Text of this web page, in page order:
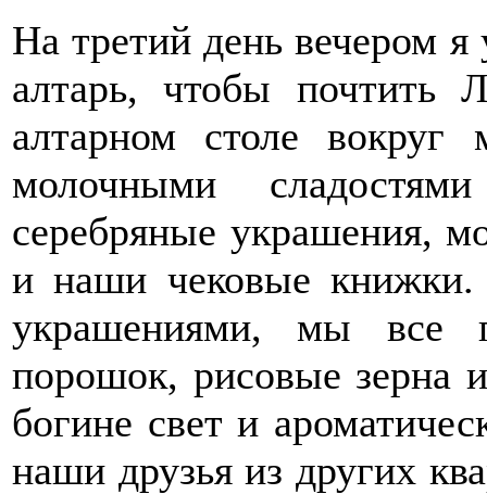
На третий день вечером
алтарь, чтобы почтить
алтарном столе вокруг
молочными
серебряные украшения,
и наши чековые книжки.
украшениями, мы все
порошок, рисовые зерна
богине свет и
наши друзья из других